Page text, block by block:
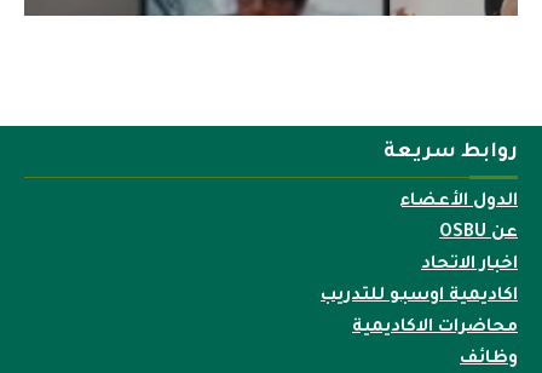
روابط سريعة
الدول الأعضاء
عن OSBU
اخبار الاتحاد
اكاديمية اوسبو للتدريب
محاضرات الاكاديمية
وظائف